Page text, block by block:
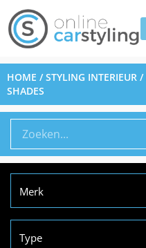
HOME /STYLING INTERIEUR /
SHADES
Merk
Type